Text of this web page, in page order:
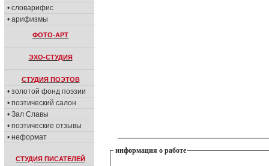
• словарифис
• арифизмы
ФОТО-АРТ
ЭХО-СТУДИЯ
СТУДИЯ ПОЭТОВ
• золотой фонд поэзии
• поэтический салон
• Зал Славы
• поэтические отзывы
• неформат
СТУДИЯ ПИСАТЕЛЕЙ
информация о работе